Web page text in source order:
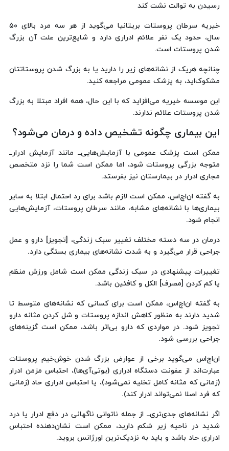
رسیدن به توالت نشت کند
خیریه سرطان پروستات بریتانیا می‌گوید از هر سه مرد بالای ۵۰
سال، حدود یک نفر علائم ادراری دارد و شایع‌ترین علت آن بزرگ
شدن پروستات است.
چنانچه هریک از نشانه‌های زیر را دارید یا به بزرگ شدن پروستاتتان
مشکوک‌اید، به پزشک عمومی مراجعه کنید.
این موسسه خیریه می‌افزاید که با این حال، همه افراد مبتلا به بزرگ
شدن پروستات علائم ندارند.
این بیماری چگونه تشخیص داده و درمان می‌شود؟‌
ممکن است پزشک عمومی با آزمایش‌هایی‌ــ مانند آزمایش ادرارــ
متوجه بزرگی پروستات شود، اما ممکن است شما را نزد متخصص
مجاری ادرار در بیمارستان نیز بفرستد.
به گفته ان‌اچ‌اس، ممکن است لازم باشد برای رد احتمال ابتلا به سایر
بیماری‌ها با نشانه‌های مشابه، مانند سرطان پروستات، آزمایش‌هایی
انجام شود.
درمان در سه دسته مختلف تغییر سبک زندگی، [تجویز] دارو و عمل
جراحی قرار می‌گیرد و به شدت نشانه‌های بیماری بستگی دارد.
تغییرات پیشنهادی در سبک زندگی ممکن است شامل ورزش منظم
یا کم کردن [مصرف] الکل و کافئین باشد.
به گفته ان‌اچ‌اس، ممکن است برای کسانی که نشانه‌های متوسط تا
شدید دارند به منظور کاهش اندازه پروستات و شل کردن مثانه دارو
تجویز شود. در مواردی که دارو بی‌اثر باشد، ممکن است گزینه‌های
جراحی بررسی شود.
ان‌اچ‌اس می‌گوید برخی از عوارض بزرگ شدن خوش‌خیم پروستات
عبارت‌اند از عفونت دستگاه ادراری (یوتی‌آی‌ها)، احتباس مزمن ادرار
(زمانی که مثانه کامل تخلیه نمی‌شود)، یا احتباس ادراری حاد (زمانی
که فرد اصلا نمی‌تواند ادرار کند).
اگر نشانه‌های جدی‌تری‌ــ از جمله ناتوانی ناگهانی در دفع ادرار یا درد
شدید در ناحیه زیر شکم دارید، ممکن است نشان‌دهنده احتباس
ادراری حاد باشد و باید به نزدیک‌ترین اورژانس بروید.